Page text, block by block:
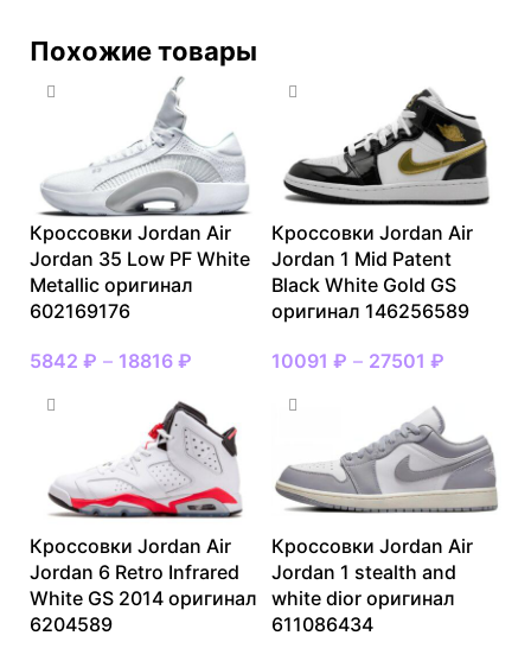
Похожие товары
Кроссовки Jordan Air
Jordan 35 Low PF White
Metallic оригинал
602169176
5842 ₽ – 18816 ₽
Кроссовки Jordan Air
Jordan 1 Mid Patent
Black White Gold GS
оригинал 146256589
10091 ₽ – 27501 ₽
Кроссовки Jordan Air
Jordan 6 Retro Infrared
White GS 2014 оригинал
6204589
Кроссовки Jordan Air
Jordan 1 stealth and
white dior оригинал
611086434